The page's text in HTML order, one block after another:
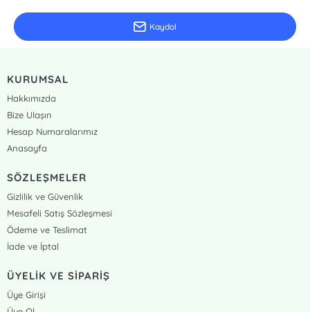
Kaydol
KURUMSAL
Hakkımızda
Bize Ulaşın
Hesap Numaralarımız
Anasayfa
SÖZLEŞMELER
Gizlilik ve Güvenlik
Mesafeli Satış Sözleşmesi
Ödeme ve Teslimat
İade ve İptal
ÜYELİK VE SİPARİŞ
Üye Girişi